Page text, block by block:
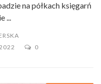
na półkach księgarń
...
0